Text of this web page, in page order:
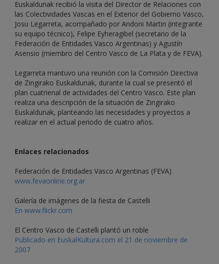
Euskaldunak recibió la visita del Director de Relaciones con
las Colectividades Vascas en el Exterior del Gobierno Vasco,
Josu Legarreta, acompañado por Andoni Martin (integrante
su equipo técnico), Felipe Eyheragibel (secretario de la
Federación de Entidades Vasco Argentinas) y Agustín
Asensio (miembro del Centro Vasco de La Plata y de FEVA).
Legarreta mantuvo una reunión con la Comisión Directiva
de Zingirako Euskaldunak, durante la cual se presentó el
plan cuatrienal de actividades del Centro Vasco. Este plan
realiza una descripción de la situación de Zingirako
Euskaldunak, planteando las necesidades y proyectos a
realizar en el actual periodo de cuatro años.
Enlaces relacionados
Federación de Entidades Vasco Argentinas (FEVA)
www.fevaonline.org.ar
Galería de imágenes de la fiesta de Castelli
En www.flickr.com
El Centro Vasco de Castelli plantó un roble
Publicado en EuskalKultura.com el 21 de noviembre de
2007